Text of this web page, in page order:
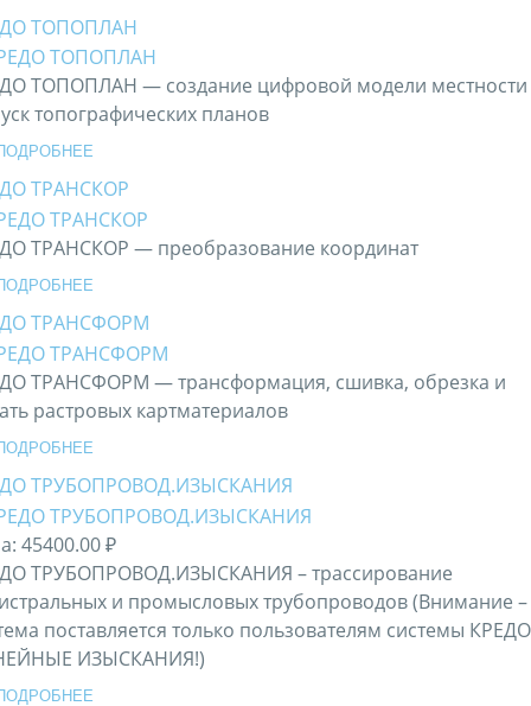
ТОПОПЛАН
ТОПОПЛАН — создание цифровой модели местности
топографических планов
ТРАНСКОР
ТРАНСКОР — преобразование координат
ТРАНСФОРМ
ТРАНСФОРМ — трансформация, сшивка, обрезка и
растровых картматериалов
ТРУБОПРОВОД.ИЗЫСКАНИЯ
45400.00 ₽
ТРУБОПРОВОД.ИЗЫСКАНИЯ – трассирование
и промысловых трубопроводов (Внимание –
поставляется только пользователям системы КРЕДО
ИЗЫСКАНИЯ!)